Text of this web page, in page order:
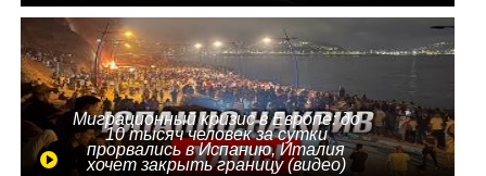
Миграционный кризис в Европе: до
10 тысяч человек за сутки
прорвались в Испанию, Италия
хочет закрыть границу (видео)